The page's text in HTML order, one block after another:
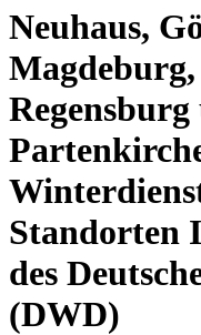
Neuhaus,
Standorten
des
(DWD)